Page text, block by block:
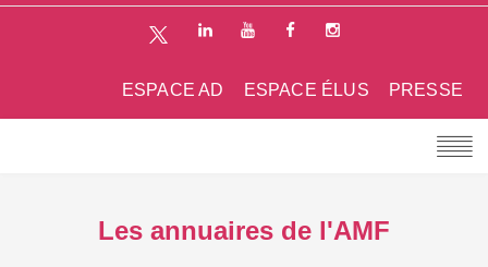
PRESSE
ESPACE ÉLUS
ESPACE AD
Les annuaires de l'AMF